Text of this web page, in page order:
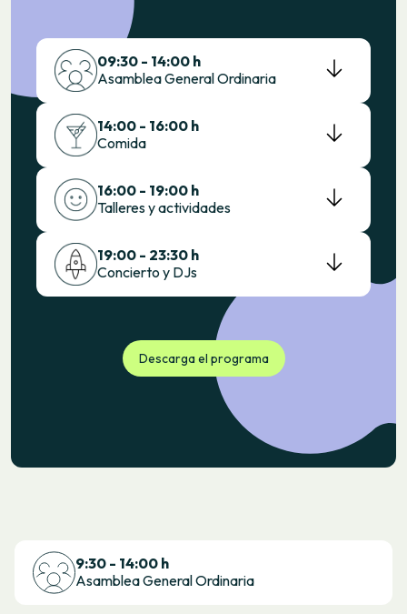
09:30 - 14:00 h
Asamblea General Ordinaria
14:00 - 16:00 h
Comida
16:00 - 19:00 h
Talleres y actividades
19:00 - 23:30 h
Concierto y DJs
Descarga el programa
9:30 - 14:00 h
Asamblea General Ordinaria